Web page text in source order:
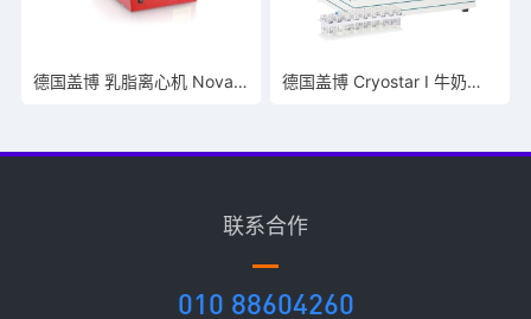
德国盖博 乳脂离心机 Nova Safety 德国盖博 Cryostar I 牛奶冰点仪
联系合作
010 88604260